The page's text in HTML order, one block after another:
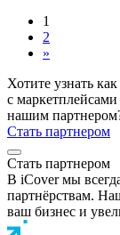
1
2
»
Хотите узнать
с маркетплейсами
нашим
Стать партнером
Стать партнером
В iCover мы
партнёрствам.
ваш бизнес и